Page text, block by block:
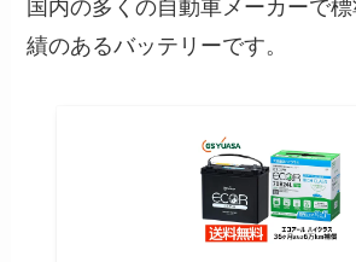
績のあるバッテリーです。